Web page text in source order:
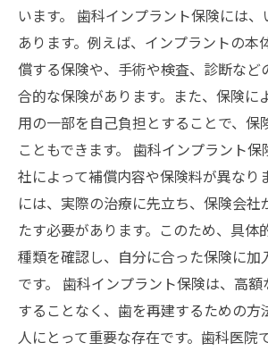
います。 歯科インプラント保険には
あります。例えば、インプラントの本
償する保険や、手術や検査、診断など
合的な保険があります。また、保険に
用の一部を自己負担とすることで、保
こともできます。 歯科インプラント
社によって補償内容や保険料が異なり
には、実際の治療に先立ち、保険会社
たす必要があります。このため、具体
種類を確認し、自分に合った保険に加
です。 歯科インプラント保険は、高
することなく、歯を再建するための方
人にとって重要な存在です。歯科医院